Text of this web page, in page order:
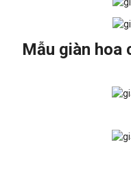
Mẫu giàn hoa